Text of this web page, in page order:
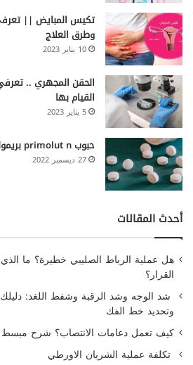
تكيس المبايض || تعرفي
وطرق العلاج
10 يناير 2023
الحقن المجهري ..
القيام بها
5 يناير 2023
حبوب primolut n بريمولوت ن
27 ديسمبر 2022
أحدث المقالات
هل عملية الرباط الصليبي خطيرة؟ ما
القرار؟
شد الوجه وشد الرقبة وشفط اللغد:
وتحديد خط الفك
كيف تعمل دعامات الانتصاب؟ شرح مبسط
تكلفة عملية الشريان الاورطي